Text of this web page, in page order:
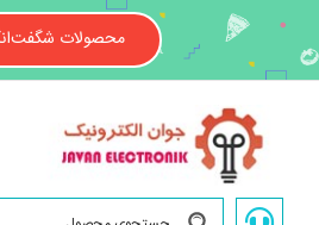
content
محصولات